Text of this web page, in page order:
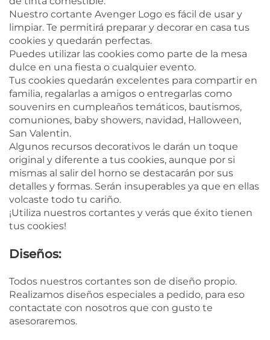
Nuestro cortante Avenger Logo es fácil de usar y
limpiar. Te permitirá preparar y decorar en casa tus
cookies y quedarán perfectas.
Puedes utilizar las cookies como parte de la mesa
dulce en una fiesta o cualquier evento.
Tus cookies quedarán excelentes para compartir en
familia, regalarlas a amigos o entregarlas como
souvenirs en cumpleaños temáticos, bautismos,
comuniones, baby showers, navidad, Halloween,
San Valentin.
Algunos recursos decorativos le darán un toque
original y diferente a tus cookies, aunque por si
mismas al salir del horno se destacarán por sus
detalles y formas. Serán insuperables ya que en ellas
volcaste todo tu cariño.
¡Utiliza nuestros cortantes y verás que éxito tienen
tus cookies!
Diseños:
Todos nuestros cortantes son de diseño propio.
Realizamos diseños especiales a pedido, para eso
contactate con nosotros que con gusto te
asesoraremos.